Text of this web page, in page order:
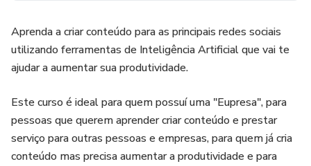
Aprenda a criar conteúdo para as principais redes sociais
utilizando ferramentas de Inteligência Artificial que vai te
ajudar a aumentar sua produtividade.
Este curso é ideal para quem possuí uma "Eupresa", para
pessoas que querem aprender criar conteúdo e prestar
serviço para outras pessoas e empresas, para quem já cria
conteúdo mas precisa aumentar a produtividade e para